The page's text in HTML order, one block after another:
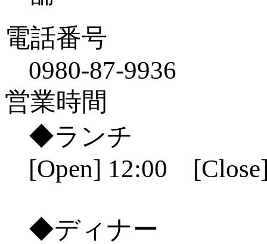
電話番号
0980-87-9936
営業時間
◆ランチ
[Open] 12:00
◆ディナー